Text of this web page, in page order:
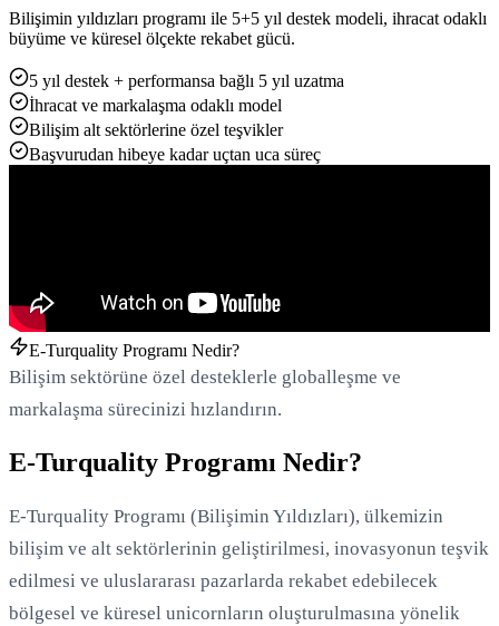
Yükleniyor...
Bilişimin yıldızları programı ile 5+5 yıl destek modeli, ihracat odaklı
büyüme ve küresel ölçekte rekabet gücü.
5 yıl destek + performansa bağlı 5 yıl uzatma
İhracat ve markalaşma odaklı model
Bilişim alt sektörlerine özel teşvikler
Başvurudan hibeye kadar uçtan uca süreç
E-Turquality Programı Nedir?
Bilişim sektörüne özel desteklerle globalleşme ve
markalaşma sürecinizi hızlandırın.
E-Turquality Programı Nedir?
E-Turquality Programı (Bilişimin Yıldızları), ülkemizin
bilişim ve alt sektörlerinin geliştirilmesi, inovasyonun teşvik
edilmesi ve uluslararası pazarlarda rekabet edebilecek
bölgesel ve küresel unicornların oluşturulmasına yönelik